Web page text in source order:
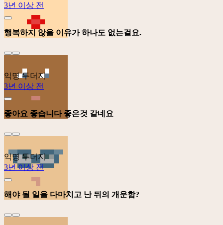
3년 이상 전
행복하지 않을 이유가 하나도 없는걸요.
익명 두더지
3년 이상 전
좋아요 좋습니다 좋은것 같네요
익명 두더지
3년 이상 전
해야 될 일을 다마치고 난 뒤의 개운함?